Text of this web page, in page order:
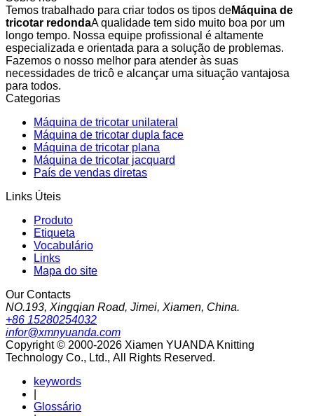
Temos trabalhado para criar todos os tipos deMáquina de
tricotar redondaA qualidade tem sido muito boa por um
longo tempo. Nossa equipe profissional é altamente
especializada e orientada para a solução de problemas.
Fazemos o nosso melhor para atender às suas
necessidades de tricô e alcançar uma situação vantajosa
para todos.
Categorias
Máquina de tricotar unilateral
Máquina de tricotar dupla face
Máquina de tricotar plana
Máquina de tricotar jacquard
País de vendas diretas
Links Úteis
Produto
Etiqueta
Vocabulário
Links
Mapa do site
Our Contacts
NO.193, Xingqian Road, Jimei, Xiamen, China.
+86 15280254032
infor@xmnyuanda.com
Copyright © 2000-2026 Xiamen YUANDA Knitting
Technology Co., Ltd., All Rights Reserved.
keywords
Glossário